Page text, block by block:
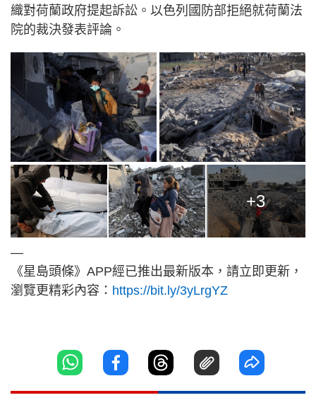
織對荷蘭政府提起訴訟。以色列國防部拒絕就荷蘭法
院的裁決發表評論。
+3
—
《星島頭條》APP經已推出最新版本，請立即更新，
瀏覽更精彩內容： https://bit.ly/3yLrgYZ